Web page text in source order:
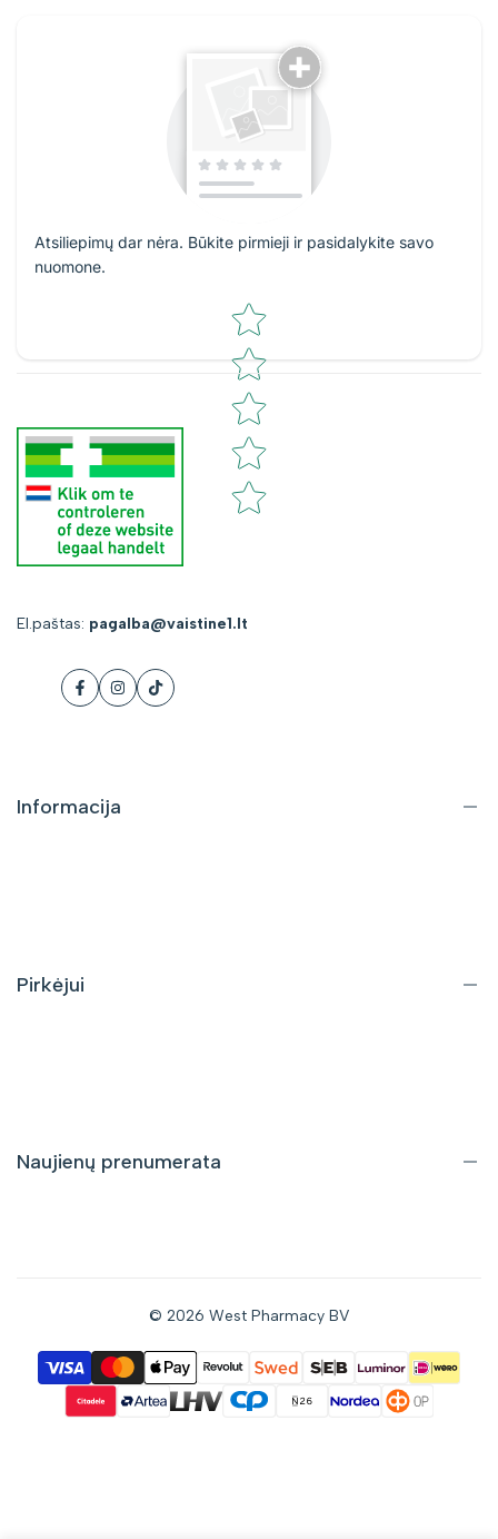
Atsiliepimų dar nėra. Būkite pirmieji ir pasidalykite savo
nuomone.
Star rating
El.paštas: pagalba@vaistine1.lt
Facebook
Instagram
Tiktok
Informacija
Pirkėjui
Naujienų prenumerata
Sutinku gauti naujienas el. paštu
© 2026 West Pharmacy BV